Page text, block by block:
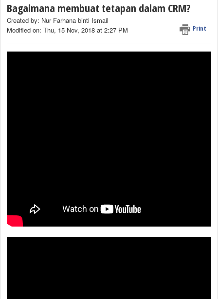
Bagaimana membuat tetapan dalam CRM?
Print
Created by: Nur Farhana binti Ismail
Modified on: Thu, 15 Nov, 2018 at 2:27 PM